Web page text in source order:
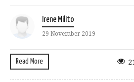
Irene Milito
29 November 2019
Read More